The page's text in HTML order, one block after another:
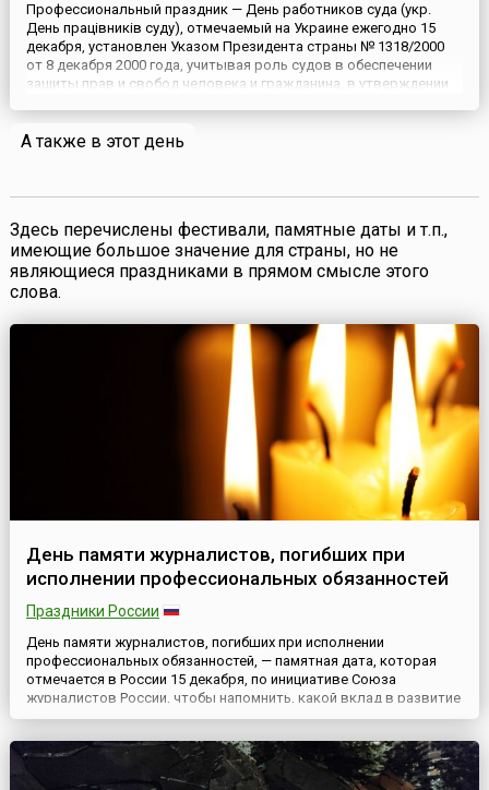
Профессиональный праздник — День работников суда (укр.
День працівників суду), отмечаемый на Украине ежегодно 15
декабря, установлен Указом Президента страны № 1318/2000
от 8 декабря 2000 года, учитывая роль судов в обеспечении
защиты прав и свобод человека и гражданина, в утверждении
как демократического, правового государства.В сист...
А также в этот день
Здесь перечислены фестивали, памятные даты и т.п.,
имеющие большое значение для страны, но не
являющиеся праздниками в прямом смысле этого
слова.
День памяти журналистов, погибших при
исполнении профессиональных обязанностей
Праздники России
День памяти журналистов, погибших при исполнении
профессиональных обязанностей, — памятная дата, которая
отмечается в России 15 декабря, по инициативе Союза
журналистов России, чтобы напомнить, какой вклад в развитие
общества вносят журналисты, профессия которых была и
1991 году после того, как в Югославии убили корреспондента
Центрально...